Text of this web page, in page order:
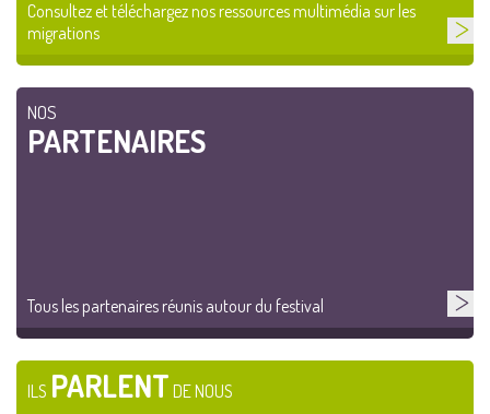
Consultez et téléchargez nos ressources multimédia sur les
migrations
NOS
PARTENAIRES
Tous les partenaires réunis autour du festival
ILS PARLENT DE NOUS